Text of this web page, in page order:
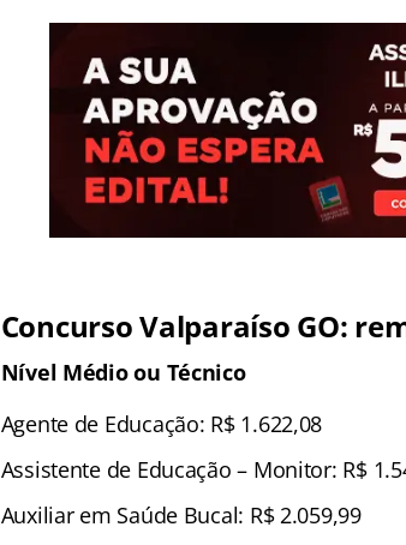
Concurso Valparaíso GO:
Nível Médio ou Técnico
Agente de Educação: R$ 1.622,08
Assistente de Educação – Monitor: R$
Auxiliar em Saúde Bucal: R$ 2.059,99